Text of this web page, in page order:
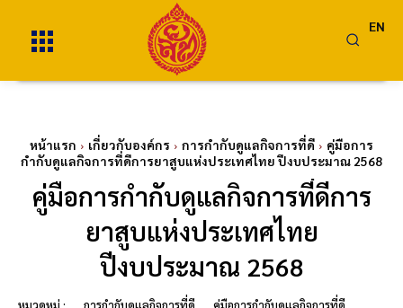
EN
หน้าแรก เกี่ยวกับองค์กร การกำกับดูแลกิจการที่ดี
คู่มือการ
กำกับดูแลกิจการที่ดีการยาสูบแห่งประเทศไทย ปีงบประมาณ 2568
คู่มือการกำกับดูแลกิจการที่ดีการ
ยาสูบแห่งประเทศไทย
ปีงบประมาณ 2568
หมวดหมู่ : การกำกับดูแลกิจการที่ดี
คู่มือการกำกับดูแลกิจการที่ดี